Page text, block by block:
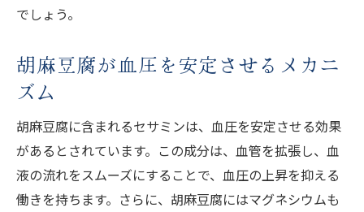
胡麻豆腐の脂肪酸が体脂肪を減らすメカニ
胡麻豆腐の脂肪酸がホルモンバランスを整
える理由
胡麻豆腐の脂肪酸が肌の健康を保つ方法
知られざる胡麻豆腐の栄養成分の秘密
でしょう。
胡麻豆腐が血圧を安定させるメカニ
ズム
胡麻豆腐に含まれるセサミンは、血圧を安定させる効果
があるとされています。この成分は、血管を拡張し、血
液の流れをスムーズにすることで、血圧の上昇を抑える
働きを持ちます。さらに、胡麻豆腐にはマグネシウムも